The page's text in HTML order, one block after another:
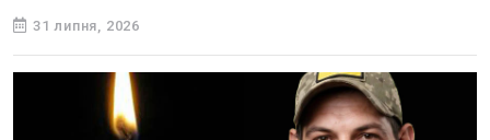
31 липня, 2026